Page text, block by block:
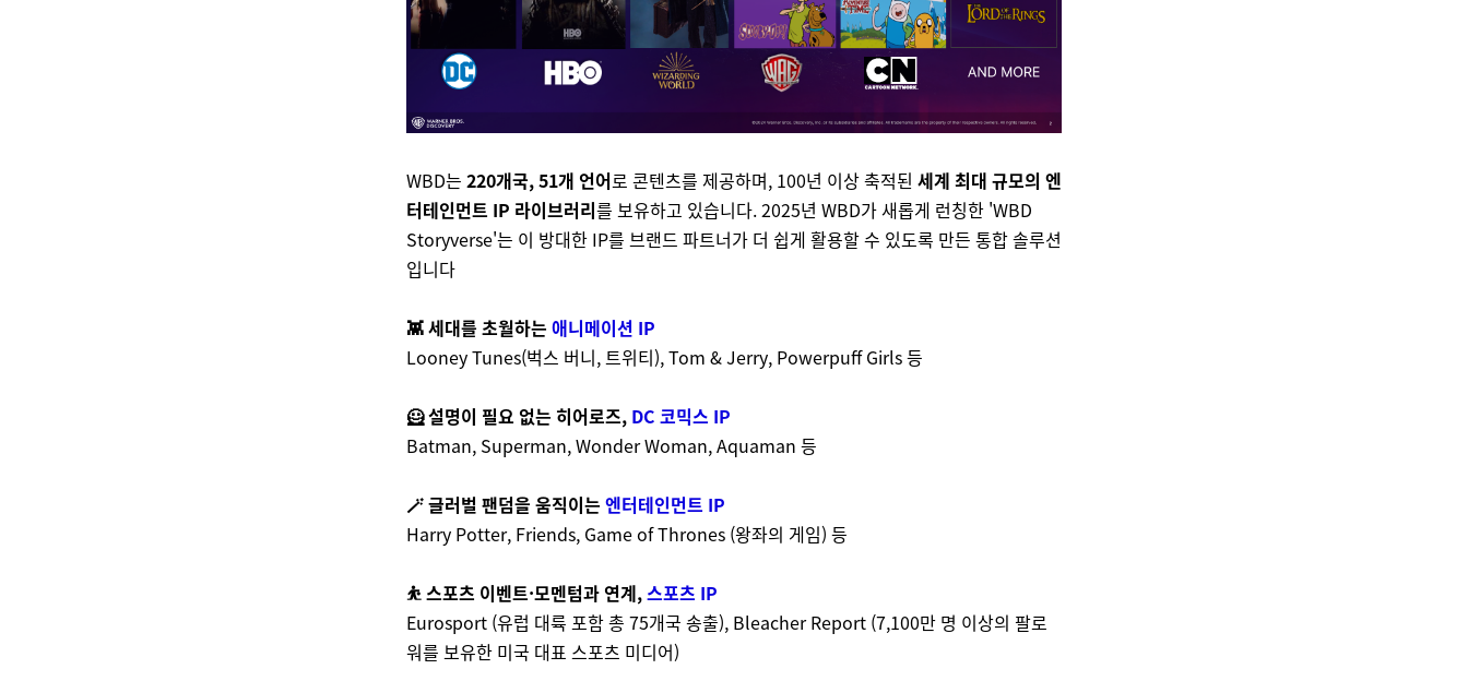
WBD는 220개국, 51개 언어로 콘텐츠를 제공하며, 100년 이상 축적된 세계 최대 규모의 엔
터테인먼트 IP 라이브러리를 보유하고 있습니다. 2025년 WBD가 새롭게 런칭한 'WBD
Storyverse'는 이 방대한 IP를 브랜드 파트너가 더 쉽게 활용할 수 있도록 만든 통합 솔루션
입니다
👾 세대를 초월하는 애니메이션 IP
Looney Tunes(벅스 버니, 트위티), Tom & Jerry, Powerpuff Girls 등
🦸 설명이 필요 없는 히어로즈, DC 코믹스 IP
Batman, Superman, Wonder Woman, Aquaman 등
🪄 글러벌 팬덤을 움직이는 엔터테인먼트 IP
Harry Potter, Friends, Game of Thrones (왕좌의 게임) 등
⛹️ 스포츠 이벤트·모멘텀과 연계,스포츠 IP
Eurosport (유럽 대륙 포함 총 75개국 송출), Bleacher Report (7,100만 명 이상의 팔로
워를 보유한 미국 대표 스포츠 미디어)